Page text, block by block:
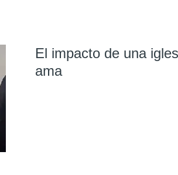
El impacto de una
ama